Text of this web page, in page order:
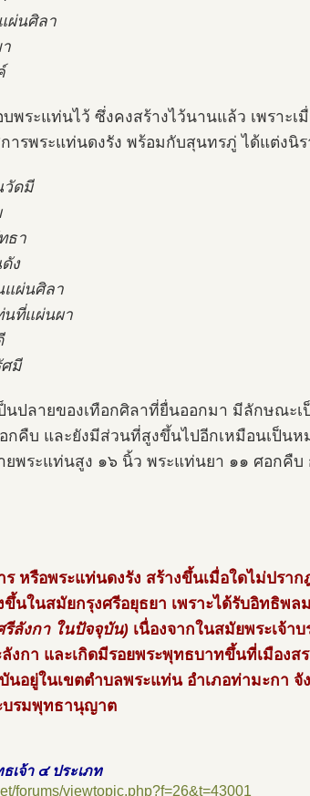
ผ่นศิลา
พระแท่นไว้ ซึ่งคงสร้างไว้นานแล้ว เพราะ
ารพระแท่นดงรัง พร้อมกับสุนทรภู่ ได้แต่งนิ
วัดมี
ธา
ง
แผ่นศิลา
นที่แผ่นผา
มี
นปลายของเทือกศิลาที่ยื่นออกมา มีลักษณะเ
กคืบ และยังมีส่วนที่สูงขึ้นไปอีกเหมือนเป็น
พระแท่นสูง ๑๖ นิ้ว พระแท่นยา ๑๑ ศอกคืบ
ร หรือพระแท่นดงรัง สร้างขึ้นเมื่อใดไม่ปรา
นในสมัยกรุงศรีอยุธยา เพราะได้รับอิทธิพ
รีลังกา ในปัจจุบัน) เนื่องจากในสมัยพระเจ้า
งกา และเกิดมีรอยพระพุทธบาทขึ้นที่เมืองส
นอยู่ในเขตตำบลพระแท่น อำเภอท่ามะกา
บรมพุทธานุญาต
เจ้า ๔ ประเภท
forums/viewtopic.php?f=26&t=43001